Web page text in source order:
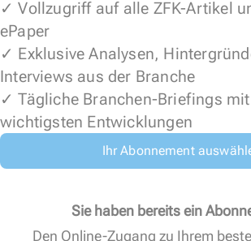
✓ Vollzugriff auf alle ZFK-Artikel
ePaper
✓ Exklusive Analysen,
Interviews aus der Branche
✓ Tägliche Branchen-Briefings
wichtigsten Entwicklungen
Ihr Abonnement
Sie haben bereits ein
Den Online-Zugang zu Ihrem